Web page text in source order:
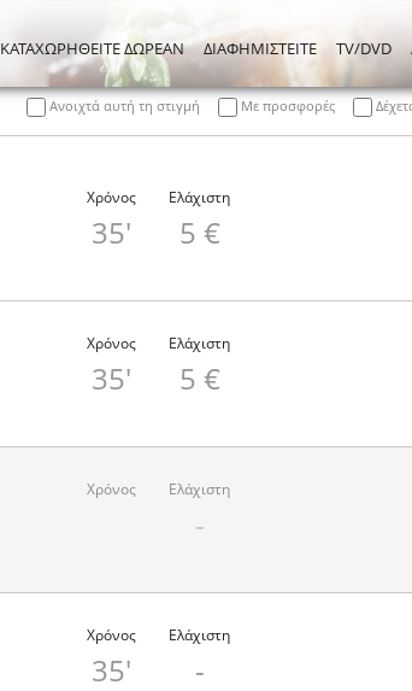
ΚΑΤΑΧΩΡΗΘΕΙΤΕ ΔΩΡΕΑΝ ΔΙΑΦΗΜΙΣΤΕΙΤΕ TV/DVD
Ανοιχτά αυτή τη στιγμή Με προσφορές
Χρόνος
35'
Ελάχιστη
5 €
Χρόνος
35'
Ελάχιστη
5 €
Χρόνος Ελάχιστη
-
Χρόνος
35'
Ελάχιστη
-